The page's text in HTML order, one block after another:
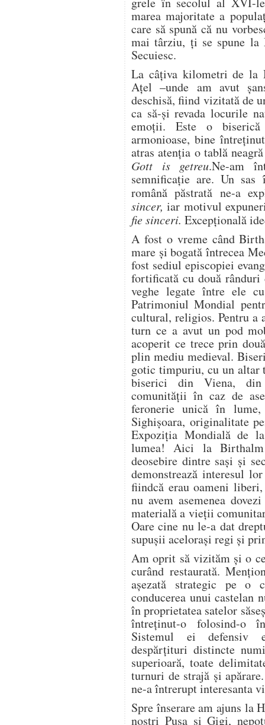
marea majoritate a
care să spună că nu
mai târziu, ţi se spune la
Secuiesc.
La câţiva kilometri de la
Aţel –unde am avut
deschisă, fiind vizitată de
ca să-şi revada locurile
emoţii. Este o
armonioase, bine
atras atenţia o tablă
Gott is getreu.Ne-am
semnificaţie are. Un
română păstrată ne-a
sincer,iar motivul
fie sinceri. Excepţională
A fost o vreme când
mare şi bogată întrecea
fost sediul episcopiei
fortificată cu două
veghe legate între ele
Patrimoniul Mondial
cultural, religios. Pentru a
turn ce a avut un pod
acoperit ce trece prin
plin mediu medieval.
gotic timpuriu, cu un altar
biserici din Viena,
comunităţii în caz de
feronerie unică în
Sighişoara, originalitate
Expoziţia Mondială de
lumea! Aici la
deosebire dintre saşi şi
demonstrează interesul
fiindcă erau oameni
nu avem asemenea
materială a vieţii
Oare cine nu le-a dat
supuşii aceloraşi regi şi
Am oprit să vizităm şi o
curând restaurată.
aşezată strategic pe
conducerea unui castelan
în proprietatea satelor
întreţinut-o folosind-o
Sistemul ei defensiv
despărţituri distincte
superioară, toate
turnuri de strajă şi
ne-a întrerupt interesanta
Spre înserare am ajuns la
noştri Puşa şi Gigi,